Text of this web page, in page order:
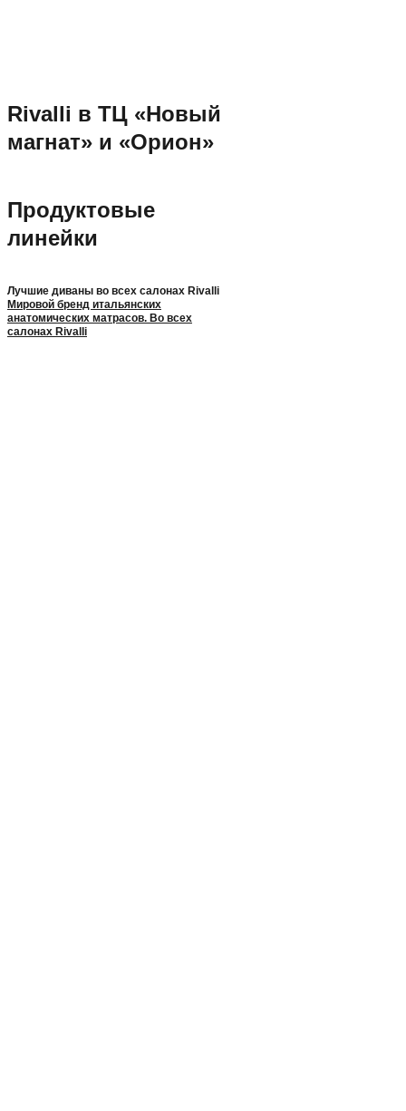
Продуктовые
линейки
Лучшие диваны во всех салонах Rivalli
Мировой бренд итальянских
анатомических матрасов. Во всех
салонах Rivalli
Rivalli в ТЦ «Новый
магнат» и «Орион»